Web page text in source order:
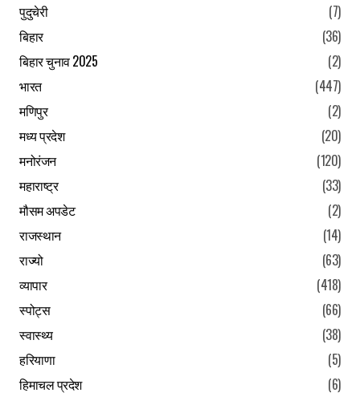
पुदुचेरी
(7)
बिहार
(36)
बिहार चुनाव 2025
(2)
भारत
(447)
मणिपुर
(2)
मध्य प्रदेश
(20)
मनोरंजन
(120)
महाराष्ट्र
(33)
मौसम अपडेट
(2)
राजस्थान
(14)
राज्यो
(63)
व्यापार
(418)
स्पोट्स
(66)
स्वास्थ्य
(38)
हरियाणा
(5)
हिमाचल प्रदेश
(6)